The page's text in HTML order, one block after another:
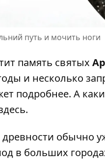
путь и мочить ноги
память святых
и несколько
подробнее. А
.
древности обычно
в больших